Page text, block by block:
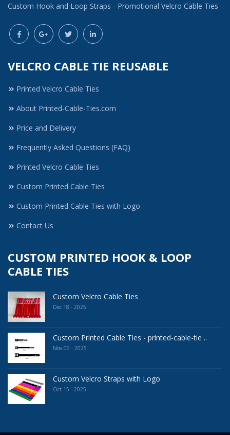
Custom Hook and Loop Straps - Promotional Velcro Cable Ties
VELCRO CABLE TIE REUSABLE
Printed Velcro Cable Ties
About Printed-Cable-Ties.com
Price and Delivery
Frequently Asked Questions (FAQ)
Printed Velcro Cable Ties
Custom Printed Cable Ties
Custom Printed Cable Ties with Logo
Contact Us
CUSTOM PRINTED HOOK & LOOP
CABLE TIES
Custom Velcro Cable Ties
Dec 18 - 2025
Custom Printed Cable Ties - printed-cable-tie ..
Nov 06 - 2025
Custom Velcro Straps with Logo
Oct 15 - 2025